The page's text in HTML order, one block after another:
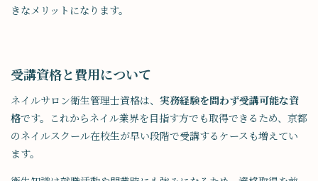
きなメリットになります。
受講資格と費用について
ネイルサロン衛生管理士資格は、 実務経験を問わず受講可能な資
格です。これからネイル業界を目指す方でも取得できるため、京都
のネイルスクール在校生が早い段階で受講するケースも増えてい
ます。